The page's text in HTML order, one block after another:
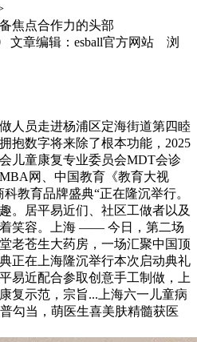
焦点合作力的头部
文章编辑：esball官方网站 浏
员走进杨浦区定海街道第四睦
抱数字将来除了根本功能，2025
儿童康复专业委员会MDT会诊
网、中国教育《教育大视
教育品牌盛典“正在隆沉举行。
。居平易近们、社区工做者以及
笑容。上海 —— 今日，第二场
老苍生大药房，一场汇聚中国顶
正在上海隆沉举行本次启动典礼
易近配合参取创意手工制做，上
复示范，宗旨...上海六一儿童病
勾当，萌医生喜美肤精髓获医